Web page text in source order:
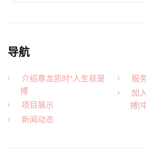
导航
介绍尊龙凯时*人生就是
搏
项目展示
新闻动态
服
加
搏(